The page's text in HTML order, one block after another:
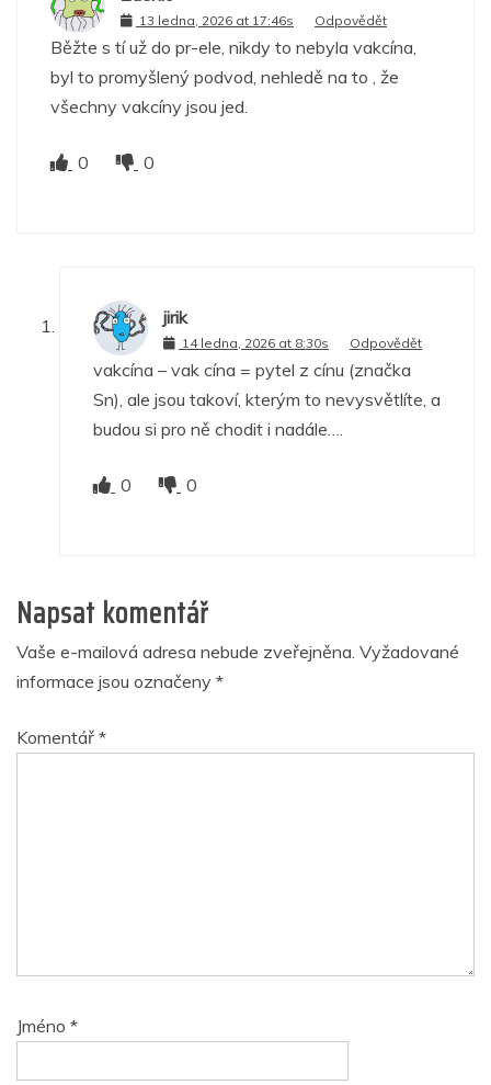
13 ledna, 2026 at 17:46s Odpovědět
Běžte s tí už do pr-ele, nikdy to nebyla vakcína,
byl to promyšlený podvod, nehledě na to , že
všechny vakcíny jsou jed.
0 0
jirik
14 ledna, 2026 at 8:30s Odpovědět
vakcína – vak cína = pytel z cínu (značka
Sn), ale jsou takoví, kterým to nevysvětlíte, a
budou si pro ně chodit i nadále….
0 0
Napsat komentář
Vaše e-mailová adresa nebude zveřejněna. Vyžadované
informace jsou označeny *
Komentář *
Jméno *